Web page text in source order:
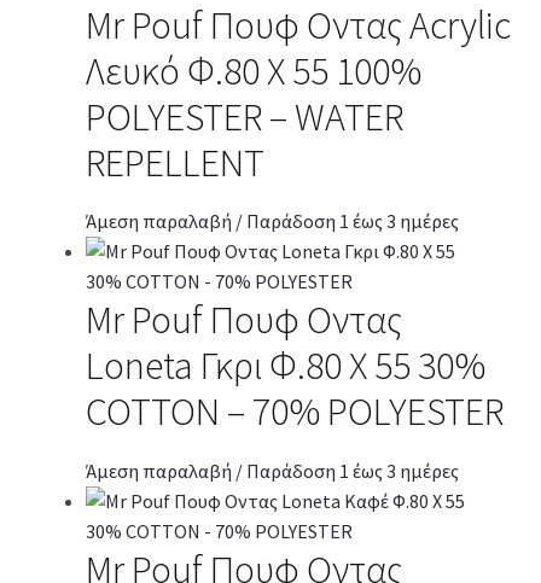
Mr Pouf Πουφ Οντας Acrylic
Λευκό Φ.80 Χ 55 100%
POLYESTER – WATER
REPELLENT
Άμεση παραλαβή / Παράδοση 1 έως 3 ημέρες
Mr Pouf Πουφ Οντας
Loneta Γκρι Φ.80 Χ 55 30%
COTTON – 70% POLYESTER
Άμεση παραλαβή / Παράδοση 1 έως 3 ημέρες
Mr Pouf Πουφ Οντας